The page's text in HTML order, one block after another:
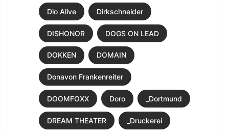
Dio Alive Dirkschneider
DISHONOR DOGS ON LEAD
DOKKEN DOMAIN
Donavon Frankenreiter
DOOMFOXX Doro _Dortmund
DREAM THEATER _Druckerei